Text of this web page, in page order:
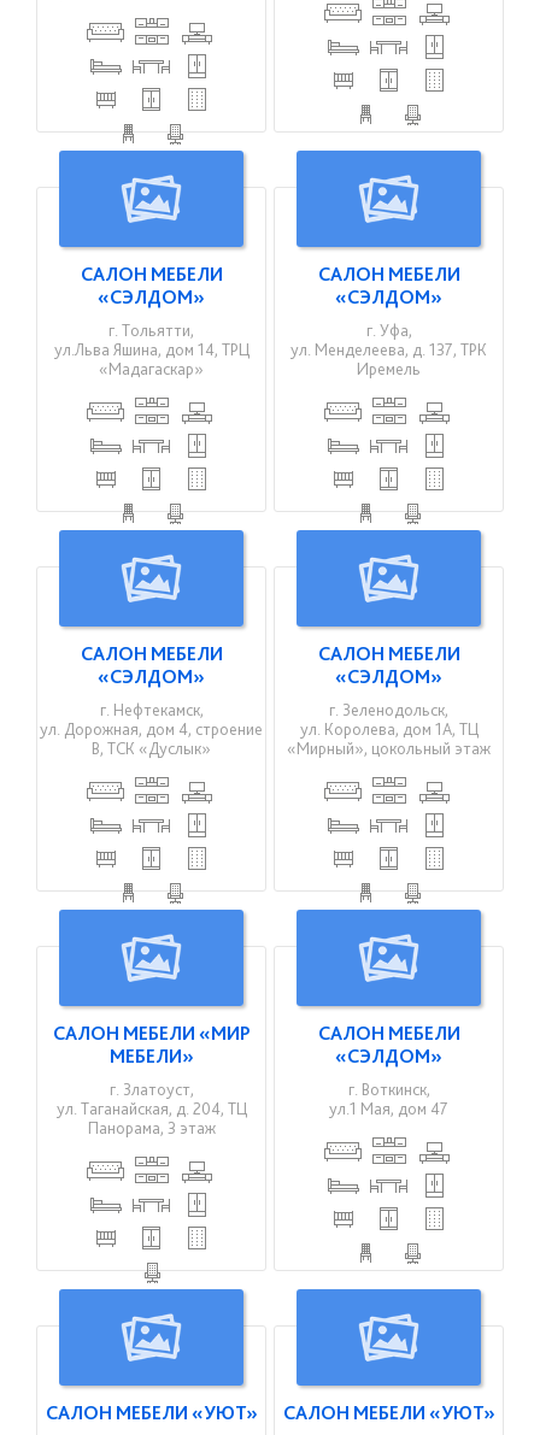
САЛОН МЕБЕЛИ
«СЭЛДОМ»
г. Тольятти,
ул.Льва Яшина, дом 14, ТРЦ
«Мадагаскар»
САЛОН МЕБЕЛИ
«СЭЛДОМ»
г. Уфа,
ул. Менделеева, д. 137, ТРК
Иремель
САЛОН МЕБЕЛИ
«СЭЛДОМ»
г. Нефтекамск,
ул. Дорожная, дом 4, строение
В, ТСК «Дуслык»
САЛОН МЕБЕЛИ
«СЭЛДОМ»
г. Зеленодольск,
ул. Королева, дом 1А, ТЦ
«Мирный», цокольный этаж
САЛОН МЕБЕЛИ «МИР
МЕБЕЛИ»
г. Златоуст,
ул. Таганайская, д. 204, ТЦ
Панорама, 3 этаж
САЛОН МЕБЕЛИ
«СЭЛДОМ»
г. Воткинск,
ул.1 Мая, дом 47
САЛОН МЕБЕЛИ «УЮТ» САЛОН МЕБЕЛИ «УЮТ»